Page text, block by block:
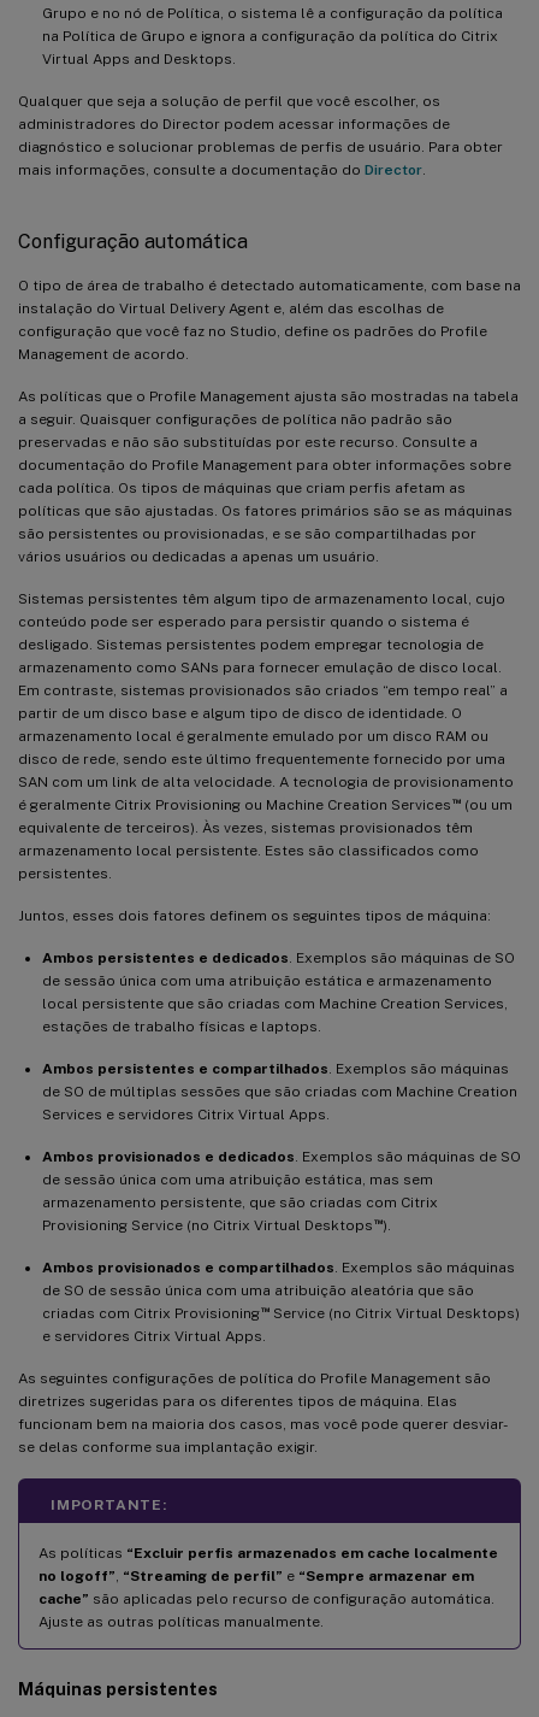
Grupo e no nó de Política, o sistema lê a configuração da política
na Política de Grupo e ignora a configuração da política do Citrix
Virtual Apps and Desktops.
Qualquer que seja a solução de perfil que você escolher, os
administradores do Director podem acessar informações de
diagnóstico e solucionar problemas de perfis de usuário. Para obter
mais informações, consulte a documentação do Director
Configuração automática
O tipo de área de trabalho é detectado automaticamente, com base na
instalação do Virtual Delivery Agent e, além das escolhas de
configuração que você faz no Studio, define os padrões do Profile
Management de acordo.
As políticas que o Profile Management ajusta são mostradas na tabela
a seguir. Quaisquer configurações de política não padrão são
preservadas e não são substituídas por este recurso. Consulte a
documentação do Profile Management para obter informações sobre
cada política. Os tipos de máquinas que criam perfis afetam as
políticas que são ajustadas. Os fatores primários são se as máquinas
são persistentes ou provisionadas, e se são compartilhadas por
vários usuários ou dedicadas a apenas um usuário.
Sistemas persistentes têm algum tipo de armazenamento local, cujo
conteúdo pode ser esperado para persistir quando o sistema é
desligado. Sistemas persistentes podem empregar tecnologia de
armazenamento como SANs para fornecer emulação de disco local.
Em contraste, sistemas provisionados são criados “em tempo real” a
partir de um disco base e algum tipo de disco de identidade. O
armazenamento local é geralmente emulado por um disco RAM ou
disco de rede, sendo este último frequentemente fornecido por uma
SAN com um link de alta velocidade. A tecnologia de provisionamento
é geralmente Citrix Provisioning ou Machine Creation Services ™(ou um
equivalente de terceiros). Às vezes, sistemas provisionados têm
armazenamento local persistente. Estes são classificados como
persistentes.
Juntos, esses dois fatores definem os seguintes tipos de máquina:
Ambos persistentes e dedicados . Exemplos são máquinas de SO
de sessão única com uma atribuição estática e armazenamento
local persistente que são criadas com Machine Creation Services,
estações de trabalho físicas e laptops.
Ambos persistentes e compartilhados . Exemplos são máquinas
de SO de múltiplas sessões que são criadas com Machine Creation
Services e servidores Citrix Virtual Apps.
Ambos provisionados e dedicados . Exemplos são máquinas de SO
de sessão única com uma atribuição estática, mas sem
armazenamento persistente, que são criadas com Citrix
Provisioning Service (no Citrix Virtual Desktops ™).
Ambos provisionados e compartilhados . Exemplos são máquinas
de SO de sessão única com uma atribuição aleatória que são
criadas com Citrix Provisioning™Service (no Citrix Virtual Desktops)
e servidores Citrix Virtual Apps.
As seguintes configurações de política do Profile Management são
diretrizes sugeridas para os diferentes tipos de máquina. Elas
funcionam bem na maioria dos casos, mas você pode querer desviar-
se delas conforme sua implantação exigir.
IMPORTANTE:
As políticas “Excluir perfis armazenados em cache localmente
no logoff” “Streaming de perfil” e “Sempre armazenar em
cache” são aplicadas pelo recurso de configuração automática.
Ajuste as outras políticas manualmente.
Máquinas persistentes